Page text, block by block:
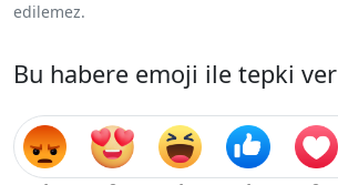
edilemez.
Bu habere emoji ile tepki ver